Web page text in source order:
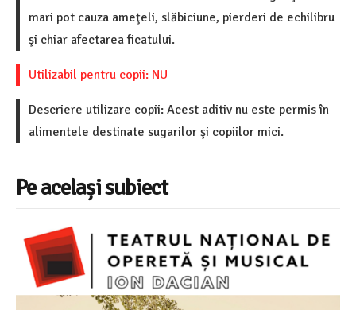
mari pot cauza ameţeli, slăbiciune, pierderi de echilibru
şi chiar afectarea ficatului.
Utilizabil pentru copii: NU
Descriere utilizare copii: Acest aditiv nu este permis în
alimentele destinate sugarilor şi copiilor mici.
Pe același subiect